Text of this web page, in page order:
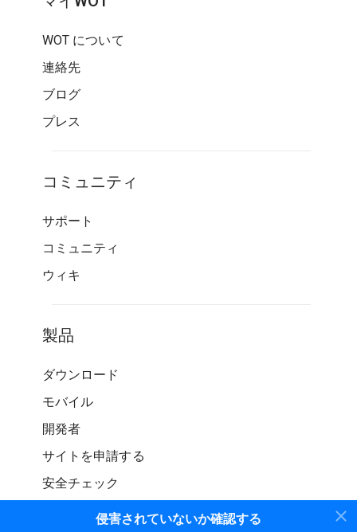
侵害されていないか確認する
WOT について
連絡先
ブログ
プレス
コミュニティ
サポート
コミュニティ
ウィキ
製品
ダウンロード
モバイル
開発者
サイトを申請する
安全チェック